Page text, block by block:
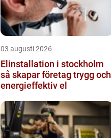
03 augusti 2026
Elinstallation i stockholm
så skapar företag trygg och
energieffektiv el